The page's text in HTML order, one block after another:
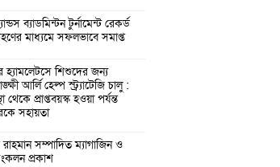
ব্যাডমিন্টন টুর্নামেন্ট রেকর্ড
মাধ্যমে সফলভাবে সমাপ্ত
হ্যামলেটসে শিশুদের জন্য
আর্লি হেল্প স্ট্র্যাটেজি চালু :
থেকে প্রাপ্তবয়স্ক হওয়া পর্যন্ত
সহায়তা
সম্পাদিত ম্যাগাজিন ও
প্রকাশ